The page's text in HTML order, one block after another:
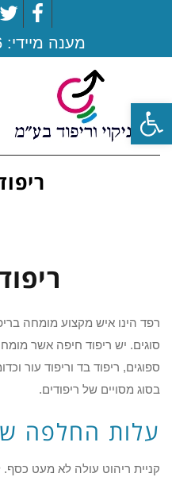
פתח סרגל נגישות
מענה מיידי:
רפד הינו איש מקצוע מומחה
סוגים. יש ריפוד חיפה אשר
ספוגים, ריפוד בד וריפוד עור
בסוג מסויים של ריפודים.
עלות החלפה
קניית ריהוט עולה לא מעט כסף.